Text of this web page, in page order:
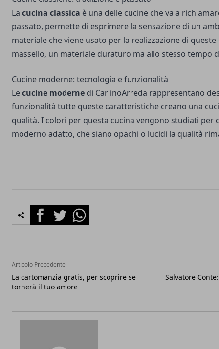
La cucina classica è una delle cucine che va a
passato, permette di esprimere la sensazione di un
materiale che viene usato per la realizzazione di queste
massello, un materiale duraturo ma allo stesso tempo
Cucine moderne: tecnologia e funzionalità
Lecucine moderne di CarlinoArreda rappresentano
funzionalità tutte queste caratteristiche creano una
qualità. I colori per questa cucina vengono studiati per
moderno adatto, che siano opachi o lucidi la qualità
FacebookTwitterWhatsapp
Articolo Precedente
La cartomanzia gratis, per scoprire se
tornerà il tuo amore
Salvatore